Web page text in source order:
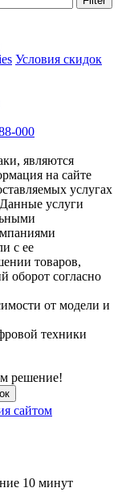
Условия скидок
000
являются
на сайте
услугах
услуги
с ее
товаров,
оборот согласно
от модели и
техники
решение!
сайтом
10 минут